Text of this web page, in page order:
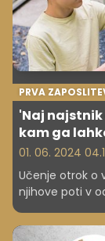
PRVA
'Naj najstnik
kam ga
01. 06. 2024
Učenje otrok o
njihove poti v